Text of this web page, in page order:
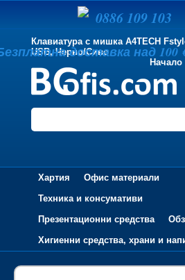
Клавиатура с мишка A4TECH
USB, Черно/Сиво
Начало
Хартия
Офис материали
Техника и консумативи
Презентационни средства
Хигиенни средства, храни и
0886 109 103
доставка над 100